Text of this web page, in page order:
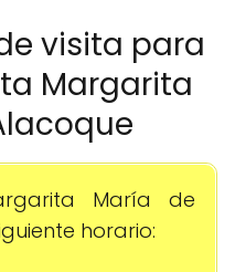
visita para
Margarita
María de
horario: